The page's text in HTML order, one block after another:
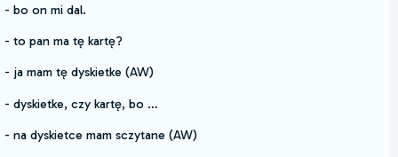
- bo on mi dal.
- to pan ma tę kartę?
- ja mam tę dyskietke (AW)
- dyskietke, czy kartę, bo …
- na dyskietce mam sczytane (AW)